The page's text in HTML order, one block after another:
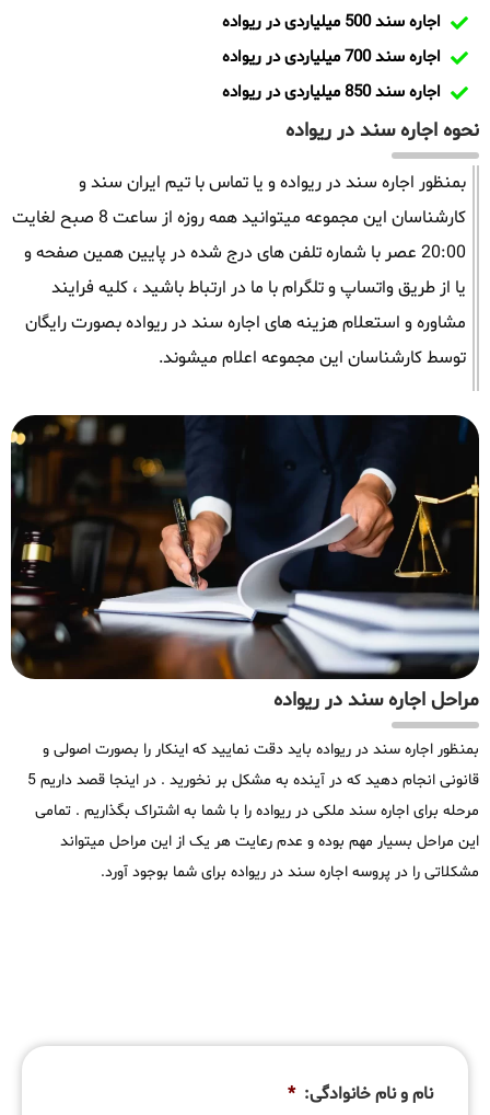
اجاره سند 500 میلیاردی در ریواده
اجاره سند 700 میلیاردی در ریواده
اجاره سند 850 میلیاردی در ریواده
نحوه اجاره سند در ریواده
بمنظور اجاره سند در ریواده و یا تماس با تیم ایران سند و
کارشناسان این مجموعه میتوانید همه روزه از ساعت 8 صبح لغایت
20:00 عصر با شماره تلفن های درج شده در پایین همین صفحه و
یا از طریق واتساپ و تلگرام با ما در ارتباط باشید ، کلیه فرایند
مشاوره و استعلام هزینه های اجاره سند در ریواده بصورت رایگان
توسط کارشناسان این مجموعه اعلام میشوند.
مراحل اجاره سند در ریواده
بمنظور اجاره سند در ریواده باید دقت نمایید که اینکار را بصورت اصولی و
قانونی انجام دهید که در آینده به مشکل بر نخورید . در اینجا قصد داریم 5
مرحله برای اجاره سند ملکی در ریواده را با شما به اشتراک بگذاریم . تمامی
این مراحل بسیار مهم بوده و عدم رعایت هر یک از این مراحل میتواند
مشکلاتی را در پروسه اجاره سند در ریواده برای شما بوجود آورد.
نام و نام خانوادگی: *